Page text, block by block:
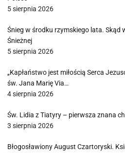
5 sierpnia 2026
Śnieg w środku rzymskiego lata. Skąd
Śnieżnej
5 sierpnia 2026
„Kapłaństwo jest miłością Serca
św. Jana Marię Via…
4 sierpnia 2026
Św. Lidia z Tiatyry – pierwsza znana
3 sierpnia 2026
Błogosławiony August Czartoryski.